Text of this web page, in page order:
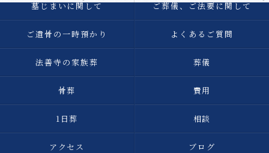
墓じまいに関して ご葬儀、ご法要に関して
ご遺骨の一時預かり よくあるご質問
法善寺の家族葬 葬儀
骨葬 費用
1日葬 相談
アクセス ブログ